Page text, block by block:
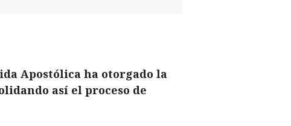
Apostólica ha otorgado la
así el proceso de